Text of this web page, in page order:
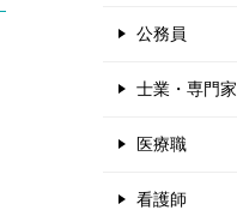
公務員
士業・専門家
医療職
看護師